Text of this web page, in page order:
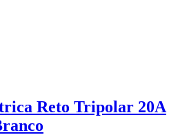
Reto Tripolar 20A